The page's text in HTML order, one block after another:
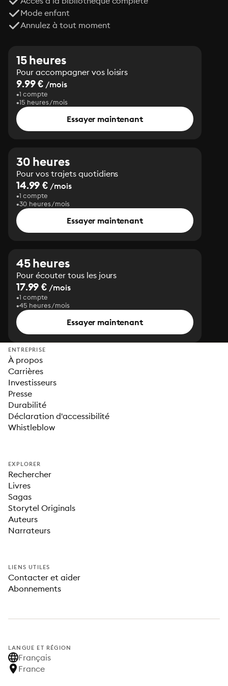
Mode enfant
Annulez à tout moment
15 heures
Pour accompagner vos loisirs
9.99 € /mois
1 compte
15 heures/mois
Essayer maintenant
30 heures
Pour vos trajets quotidiens
14.99 € /mois
1 compte
30 heures/mois
Essayer maintenant
45 heures
Pour écouter tous les jours
17.99 € /mois
1 compte
45 heures/mois
Essayer maintenant
ENTREPRISE
À propos
Carrières
Investisseurs
Presse
Durabilité
Déclaration d'accessibilité
Whistleblow
EXPLORER
Rechercher
Livres
Sagas
Storytel Originals
Auteurs
Narrateurs
LIENS UTILES
Contacter et aider
Abonnements
LANGUE ET RÉGION
Français
France